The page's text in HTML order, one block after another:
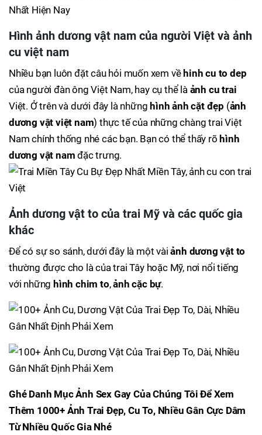
Nhất Hiện Nay
Hình ảnh dương vật nam của người Việt và ảnh
cu việt nam
Nhiều bạn luôn đặt câu hỏi muốn xem về hinh cu to dep
của người đàn ông Việt Nam, hay cụ thể là ảnh cu trai
Việt. Ở trên và dưới đây là những hình ảnh cặt đẹp (ảnh
dương vật việt nam) thực tế của những chàng trai Việt
Nam chính thống nhé các bạn. Bạn có thể thấy rõ hình
dương vật nam đặc trưng.
Ảnh dương vật to của trai Mỹ và các quốc gia
khác
Để có sự so sánh, dưới đây là một vàiảnh dương vật to
thường được cho là của trai Tây hoặc Mỹ, nơi nổi tiếng
với những hình chim to,ảnh cặc bự.
Ghé Danh Mục Ảnh Sex Gay Của Chúng Tôi Để Xem
Thêm 1000+ Ảnh Trai Đẹp, Cu To, Nhiều Gân Cực Dâm
Từ Nhiều Quốc Gia Nhé